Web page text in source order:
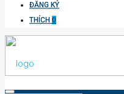
ĐĂNG KÝ
THÍCH 0